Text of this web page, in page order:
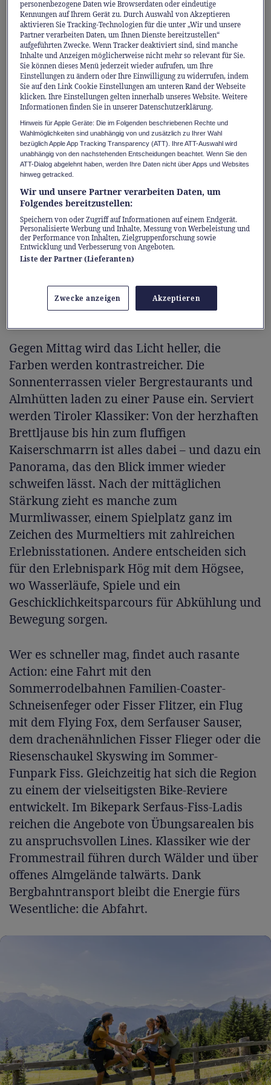
Tourismusverband Serfaus-Fiss-Ladis
beschreibt die Lage so: «Hier herrscht das
sogenannte Champagnerklima: gute Luft und
ein mediterranes Klima. Die Dörfer sind im
Osten, Norden und Westen durch die Berge
geschützt und nur gegen Süden hin offen.»
Nach einem Frühstück mit Blick auf die Berge
bringen die Bergbahnen Feriengäste zu
aussichtsreichen Startpunkten. Von dort
verzweigt sich ein weitläufiges Wegnetz:
Panoramawege für Geniesserinnen und
Geniesser, anspruchsvolle Touren für jene,
die den 3004 Meter hohen Furgler im Blick
haben, und Themenpfade wie etwa der
Forscherpfad.
Gegen Mittag wird das Licht heller, die
Farben werden kontrastreicher. Die
Sonnenterrassen vieler Bergrestaurants und
Almhütten laden zu einer Pause ein. Serviert
werden Tiroler Klassiker: Von der herzhaften
Brettljause bis hin zum fluffigen
Kaiserschmarrn ist alles dabei – und dazu ein
Panorama, das den Blick immer wieder
schweifen lässt. Nach der mittäglichen
Stärkung zieht es manche zum
Murmliwasser, einem Spielplatz ganz im
Zeichen des Murmeltiers mit zahlreichen
Erlebnisstationen. Andere entscheiden sich
für den Erlebnispark Hög mit dem Högsee,
wo Wasserläufe, Spiele und ein
Geschicklichkeitsparcours für Abkühlung und
Bewegung sorgen.
Wer es schneller mag, findet auch rasante
Action: eine Fahrt mit den
Sommerrodelbahnen Familien-Coaster-
Schneisenfeger oder Fisser Flitzer, ein Flug
mit dem Flying Fox, dem Serfauser Sauser,
dem drachenähnlichen Fisser Flieger oder die
Riesenschaukel Skyswing im Sommer-
Funpark Fiss. Gleichzeitig hat sich die Region
zu einem der vielseitigsten Bike-Reviere
entwickelt. Im Bikepark Serfaus-Fiss-Ladis
reichen die Angebote von Übungsarealen bis
zu anspruchsvollen Lines. Klassiker wie der
Frommestrail führen durch Wälder und über
offenes Almgelände talwärts. Dank
Bergbahntransport bleibt die Energie fürs
Wesentliche: die Abfahrt.
personenbezogene Daten wie Browserdaten oder eindeutige
Kennungen auf Ihrem Gerät zu. Durch Auswahl von Akzeptieren
aktivieren Sie Tracking-Technologien für die unter „Wir und unsere
Partner verarbeiten Daten, um Ihnen Dienste bereitzustellen“
aufgeführten Zwecke. Wenn Tracker deaktiviert sind, sind manche
Inhalte und Anzeigen möglicherweise nicht mehr so relevant für Sie.
Sie können dieses Menü jederzeit wieder aufrufen, um Ihre
Einstellungen zu ändern oder Ihre Einwilligung zu widerrufen, indem
Sie auf den Link Cookie Einstellungen am unteren Rand der Webseite
klicken. Ihre Einstellungen gelten innerhalb unseres Website. Weitere
Informationen finden Sie in unserer Datenschutzerklärung.
Hinweis für Apple Geräte: Die im Folgenden beschriebenen Rechte und
Wahlmöglichkeiten sind unabhängig von und zusätzlich zu Ihrer Wahl
bezüglich Apple App Tracking Transparency (ATT). Ihre ATT-Auswahl wird
unabhängig von den nachstehenden Entscheidungen beachtet. Wenn Sie den
ATT-Dialog abgelehnt haben, werden Ihre Daten nicht über Apps und Websites
hinweg getracked.
Wir und unsere Partner verarbeiten Daten, um
Folgendes bereitzustellen:
Speichern von oder Zugriff auf Informationen auf einem Endgerät.
Personalisierte Werbung und Inhalte, Messung von Werbeleistung und
der Performance von Inhalten, Zielgruppenforschung sowie
Entwicklung und Verbesserung von Angeboten.
Liste der Partner (Lieferanten)
Zwecke anzeigen Akzeptieren